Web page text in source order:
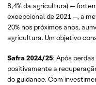
8,4% da agricultura) —
excepcional de 2021 —, a
20% nos próximos anos,
agricultura. Um objetivo
Safra 2024/25: Após
positivamente a
do guidance. Com